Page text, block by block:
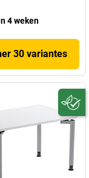
4 weken
30 variantes